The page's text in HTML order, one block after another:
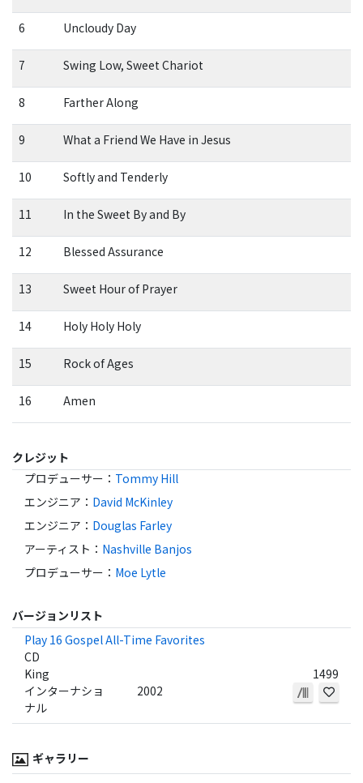
6 Uncloudy Day
7 Swing Low, Sweet Chariot
8 Farther Along
9 What a Friend We Have in Jesus
10 Softly and Tenderly
11 In the Sweet By and By
12 Blessed Assurance
13 Sweet Hour of Prayer
14 Holy Holy Holy
15 Rock of Ages
16 Amen
クレジット
プロデューサー ： Tommy Hill
エンジニア ： David McKinley
エンジニア ： Douglas Farley
アーティスト ： Nashville Banjos
プロデューサー ： Moe Lytle
バージョンリスト
Play 16 Gospel All-Time Favorites
CD
King
1499
インターナショ
ナル
2002
ギャラリー